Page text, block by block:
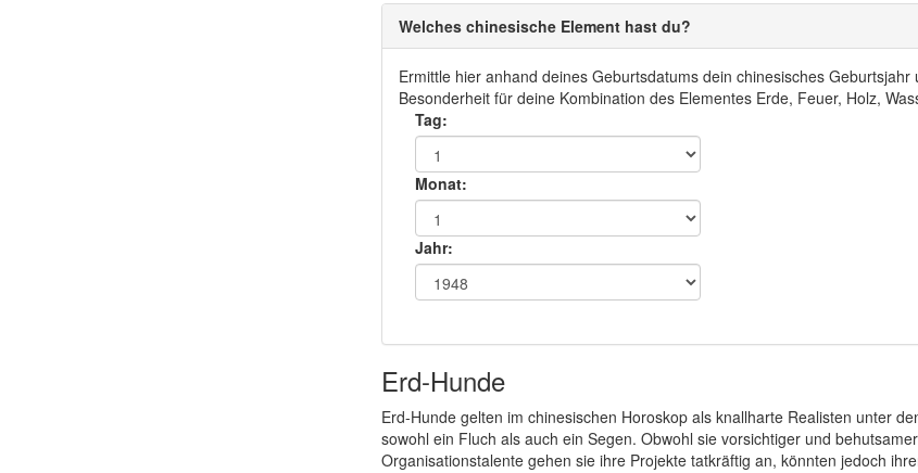
Welches chinesische Element hast du?
Ermittle hier anhand deines Geburtsdatums dein chinesisches
Besonderheit für deine Kombination des Elementes Erde, Feuer, Holz,
Tag:
Monat:
Jahr:
Erd-Hunde
Erd-Hunde gelten im chinesischen Horoskop als knallharte Realisten unter
sowohl ein Fluch als auch ein Segen. Obwohl sie vorsichtiger und
Organisationstalente gehen sie ihre Projekte tatkräftig an, könnten jedoch